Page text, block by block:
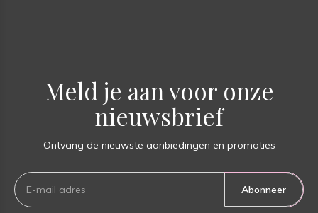
Meld je aan voor onze
nieuwsbrief
Ontvang de nieuwste aanbiedingen en promoties
Abonneer